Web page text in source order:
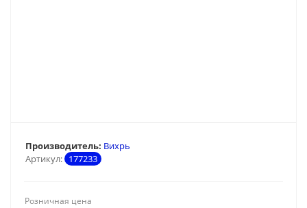
Артикул: 177233
Производитель: Вихрь
Розничная цена